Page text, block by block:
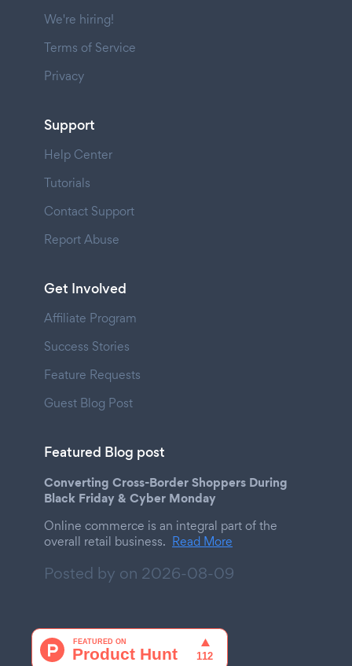
We're hiring!
Terms of Service
Privacy
Support
Help Center
Tutorials
Contact Support
Report Abuse
Get Involved
Affiliate Program
Success Stories
Feature Requests
Guest Blog Post
Featured Blog post
Converting Cross-Border Shoppers During
Black Friday & Cyber Monday
Online commerce is an integral part of the
overall retail business. Read More
Posted by on 2026-08-09